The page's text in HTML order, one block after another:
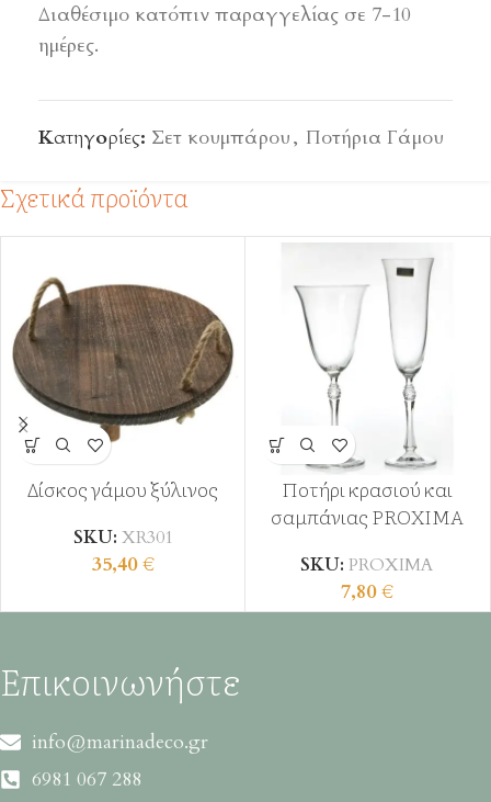
Διαθέσιμο κατόπιν παραγγελίας σε 7-10
ημέρες.
Κατηγορίες: Σετ κουμπάρου, Ποτήρια Γάμου
Σχετικά προϊόντα
Δίσκος γάμου ξύλινος
SKU: XR301
35,40€
Ποτήρι κρασιού και
σαμπάνιας PROXIMA
SKU: PROXIMA
7,80€
Επικοινωνήστε
info@marinadeco.gr
6981 067 288